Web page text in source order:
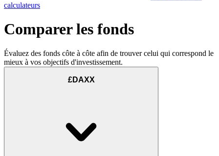
calculateurs
Comparer les fonds
Évaluez des fonds côte à côte afin de trouver celui qui correspond le
mieux à vos objectifs d'investissement.
£DAXX